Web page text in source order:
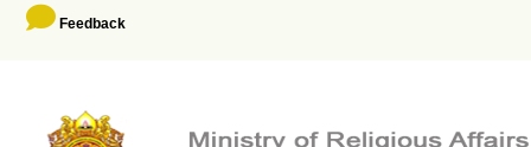
Feedback